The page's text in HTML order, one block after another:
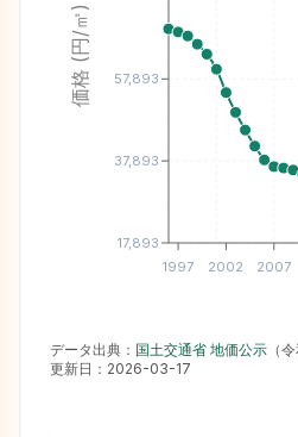
1997 2002 2007
17,893
37,893
57,893
価格 (円/㎡)
データ出典： 国土交通省 地価公示 （
更新日： 2026-03-17